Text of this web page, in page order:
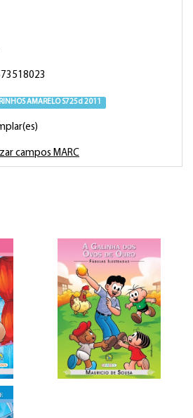
AMARELO S725d 2011
campos MARC